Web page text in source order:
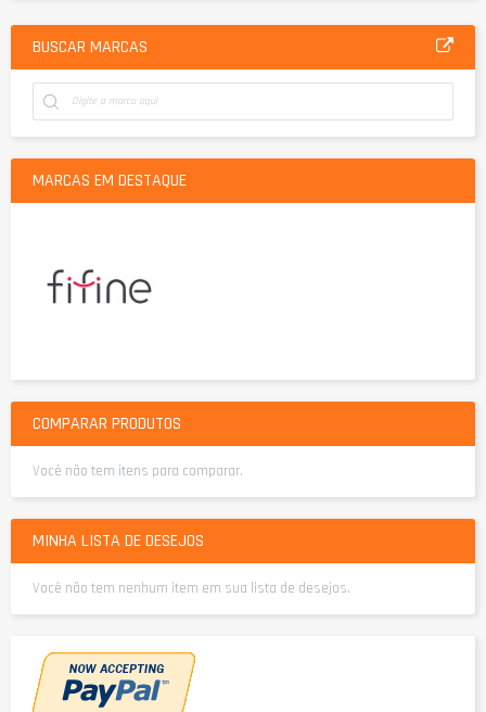
BUSCAR MARCAS
MARCAS EM DESTAQUE
COMPARAR PRODUTOS
Você não tem itens para comparar.
MINHA LISTA DE DESEJOS
Você não tem nenhum item em sua lista de desejos.